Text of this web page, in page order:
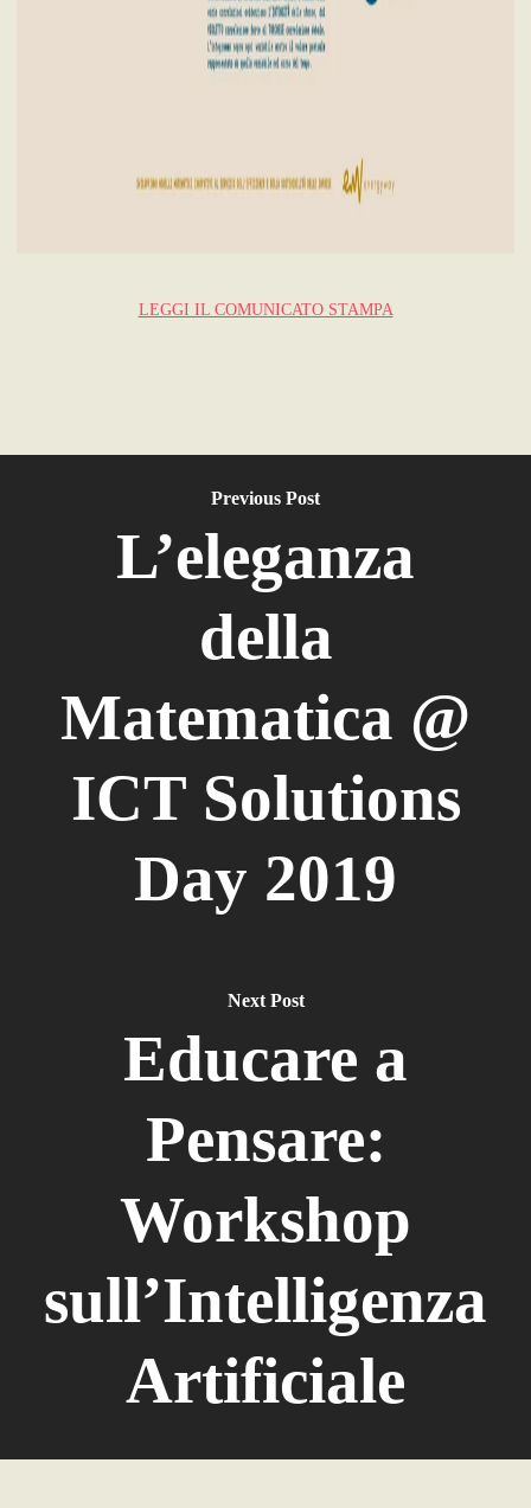
LEGGI IL COMUNICATO STAMPA
Previous Post
L’eleganza
della
Matematica @
ICT Solutions
Day 2019
Next Post
Educare a
Pensare:
Workshop
sull’Intelligenza
Artificiale